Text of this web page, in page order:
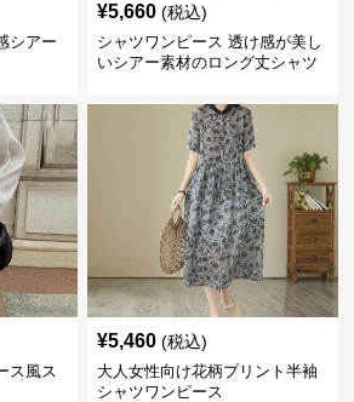
シアー
¥5,660 (税込)
シャツワンピース 透け感が美し
いシアー素材のロング丈シャツ
ス風ス
¥5,460 (税込)
大人女性向け花柄プリント半袖
シャツワンピース